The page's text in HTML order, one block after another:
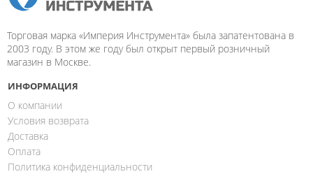
Торговая марка «Империя Инструмента» была запатентована в
2003 году. В этом же году был открыт первый розничный
магазин в Москве.
ИНФОРМАЦИЯ
О компании
Условия возврата
Доставка
Оплата
Политика конфиденциальности